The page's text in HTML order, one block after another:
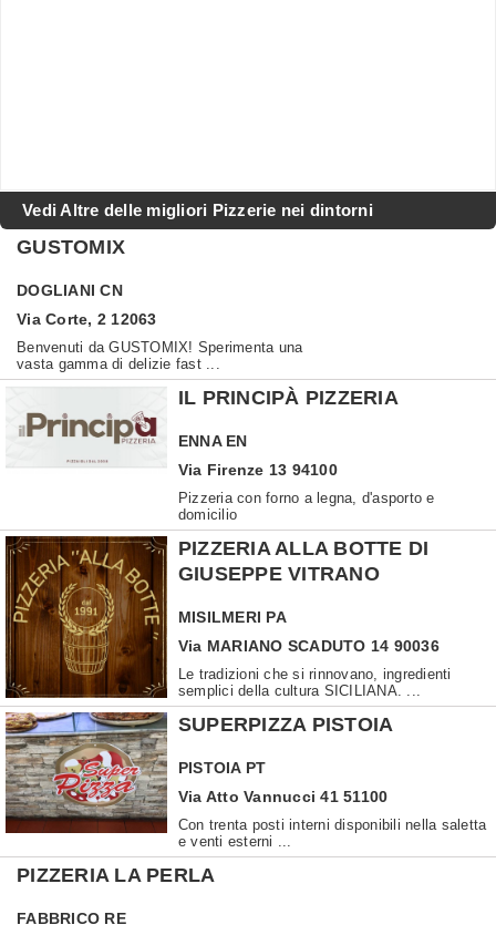
Vedi Altre delle migliori Pizzerie nei dintorni
GUSTOMIX
DOGLIANI CN
Via Corte, 2 12063
Benvenuti da GUSTOMIX! Sperimenta una
vasta gamma di delizie fast ...
IL PRINCIPÀ PIZZERIA
ENNA EN
Via Firenze 13 94100
Pizzeria con forno a legna, d'asporto e
domicilio
PIZZERIA ALLA BOTTE DI
GIUSEPPE VITRANO
MISILMERI PA
Via MARIANO SCADUTO 14 90036
Le tradizioni che si rinnovano, ingredienti
semplici della cultura SICILIANA. ...
SUPERPIZZA PISTOIA
PISTOIA PT
Via Atto Vannucci 41 51100
Con trenta posti interni disponibili nella saletta
e venti esterni ...
PIZZERIA LA PERLA
FABBRICO RE